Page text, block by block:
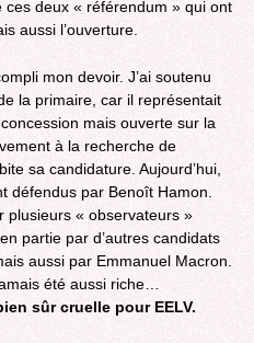
deux « référendum » qui ont
aussi l’ouverture.
mon devoir. J’ai soutenu
la primaire, car il représentait
mais ouverte sur la
à la recherche de
sa candidature. Aujourd’hui,
défendus par Benoît Hamon.
plusieurs « observateurs »
partie par d’autres candidats
aussi par Emmanuel Macron.
été aussi riche…
sûr cruelle pour EELV.